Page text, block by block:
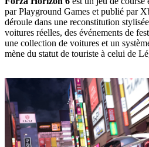
par Playground Games et publié par
déroule dans une reconstitution
voitures réelles, des événements de
une collection de voitures et un
mène du statut de touriste à celui de